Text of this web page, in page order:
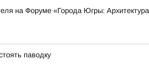
на Форуме «Города Югры: Архитектура
паводку